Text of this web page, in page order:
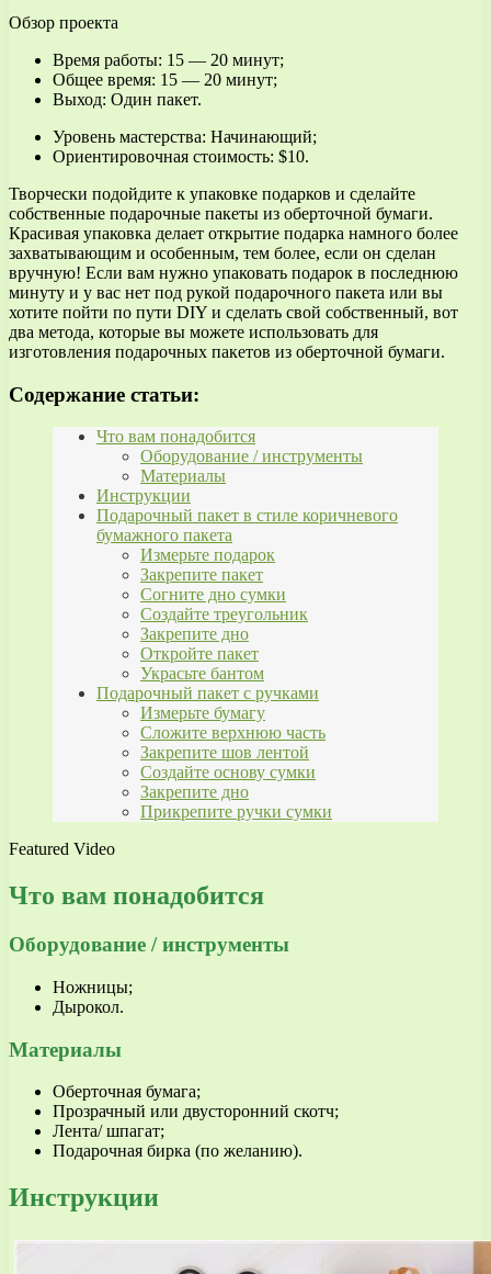
Обзор проекта
Время работы: 15 — 20 минут;
Общее время: 15 — 20 минут;
Выход: Один пакет.
Уровень мастерства: Начинающий;
Ориентировочная стоимость: $10.
Творчески подойдите к упаковке подарков и сделайте
собственные подарочные пакеты из оберточной бумаги.
Красивая упаковка делает открытие подарка намного более
захватывающим и особенным, тем более, если он сделан
вручную! Если вам нужно упаковать подарок в последнюю
минуту и у вас нет под рукой подарочного пакета или вы
хотите пойти по пути DIY и сделать свой собственный, вот
два метода, которые вы можете использовать для
изготовления подарочных пакетов из оберточной бумаги.
Содержание статьи:
Что вам понадобится
Оборудование / инструменты
Материалы
Инструкции
Подарочный пакет в стиле коричневого
бумажного пакета
Измерьте подарок
Закрепите пакет
Согните дно сумки
Создайте треугольник
Закрепите дно
Откройте пакет
Украсьте бантом
Подарочный пакет с ручками
Измерьте бумагу
Сложите верхнюю часть
Закрепите шов лентой
Создайте основу сумки
Закрепите дно
Прикрепите ручки сумки
Featured Video
Что вам понадобится
Оборудование / инструменты
Ножницы;
Дырокол.
Материалы
Оберточная бумага;
Прозрачный или двусторонний скотч;
Лента/ шпагат;
Подарочная бирка (по желанию).
Инструкции